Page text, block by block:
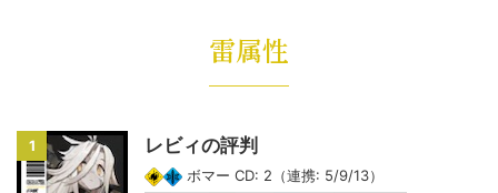
雷属性
1 レビィの評判
ボマー CD: 2（連携: 5/9/13）